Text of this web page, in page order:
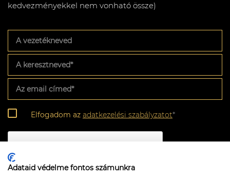
kedvezményekkel nem vonható össze)
vezetékneved
keresztneved*
email
címed*
Adatkezelési
szabályzat*
Elfogadom az adatkezelési szabályzatot*
CAPTCHA
Adataid védelme fontos számunkra